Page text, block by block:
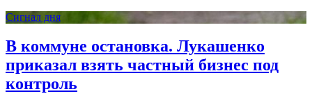
Сигнал дня
В коммуне остановка. Лукашенко
приказал взять частный бизнес под
контроль